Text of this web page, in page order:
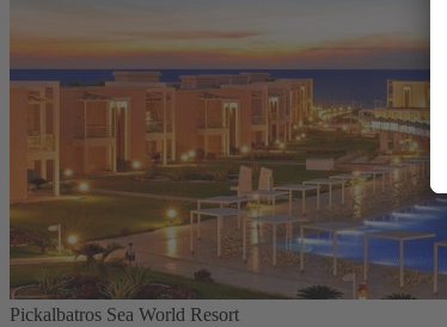
Pickalbatros Sea World Resort